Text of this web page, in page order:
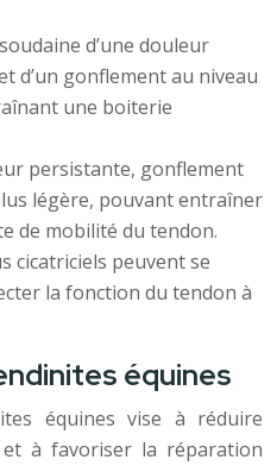
d’une douleur
d’un gonflement au niveau
une boiterie
persistante, gonflement
légère, pouvant entraîner
de mobilité du tendon.
cicatriciels peuvent se
la fonction du tendon à
équines
équines vise à réduire
et à favoriser la réparation